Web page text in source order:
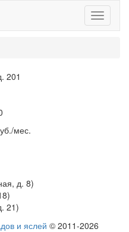
Toggle
201
мес.
д. 8)
21)
и яслей © 2011-2026